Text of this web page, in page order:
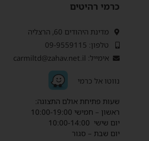
כרמי רהיטים
מדינת היהודים 60, הרצליה
טלפון: 09-9559115
אימייל: carmiltd@zahav.net.il
נווטו אל כרמי
שעות פתיחת אולם התצוגה:
ראשון – חמישי 10:00-19:00
יום שישי 10:00-14:00
יום שבת – סגור